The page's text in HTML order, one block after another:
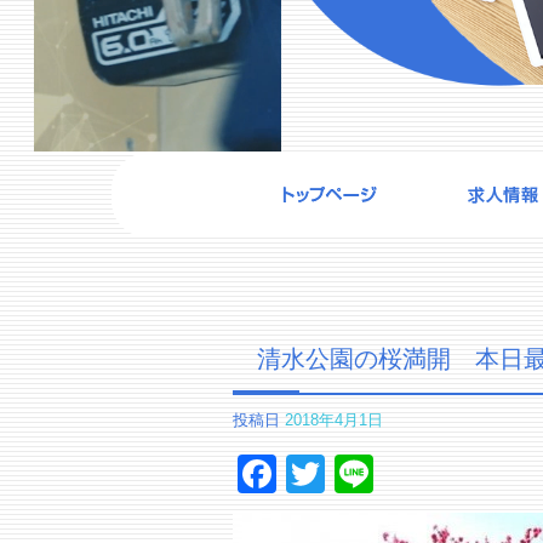
清水公園の桜満開 本日
投稿日 2018年4月1日
Facebook
Twitter